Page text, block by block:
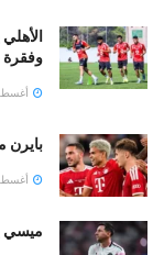
وفقرة
أغسطس 7,
بايرن ميونخ
أغسطس 7,
ميسي